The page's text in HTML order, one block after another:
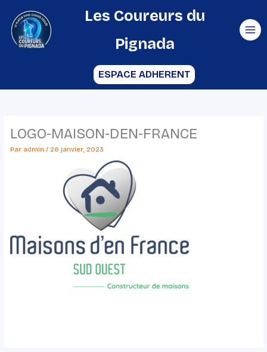
contenu
Les Coureurs du
Pignada
ESPACE ADHERENT
LOGO-MAISON-DEN-FRANCE
Par admin / 26 janvier, 2023